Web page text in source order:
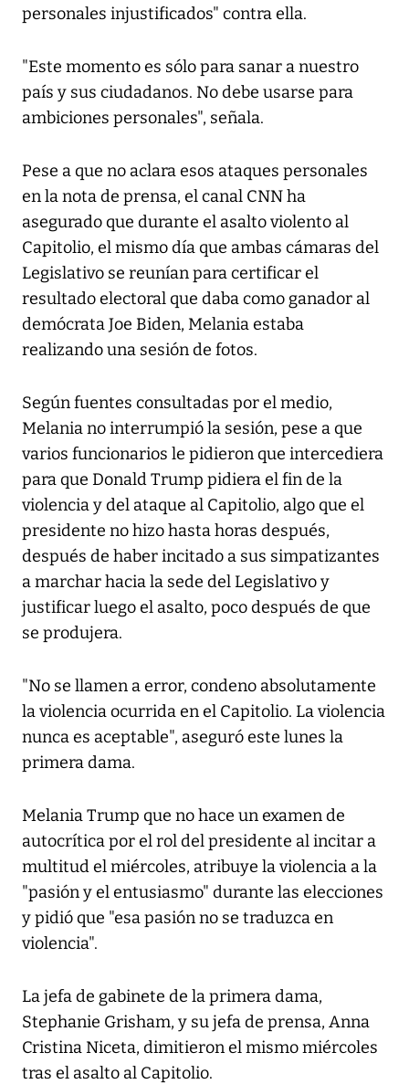
personales injustificados" contra ella.
"Este momento es sólo para sanar a nuestro
país y sus ciudadanos. No debe usarse para
ambiciones personales", señala.
Pese a que no aclara esos ataques personales
en la nota de prensa, el canal CNN ha
asegurado que durante el asalto violento al
Capitolio, el mismo día que ambas cámaras del
Legislativo se reunían para certificar el
resultado electoral que daba como ganador al
demócrata Joe Biden, Melania estaba
realizando una sesión de fotos.
Según fuentes consultadas por el medio,
Melania no interrumpió la sesión, pese a que
varios funcionarios le pidieron que intercediera
para que Donald Trump pidiera el fin de la
violencia y del ataque al Capitolio, algo que el
presidente no hizo hasta horas después,
después de haber incitado a sus simpatizantes
a marchar hacia la sede del Legislativo y
justificar luego el asalto, poco después de que
se produjera.
"No se llamen a error, condeno absolutamente
la violencia ocurrida en el Capitolio. La violencia
nunca es aceptable", aseguró este lunes la
primera dama.
Melania Trump que no hace un examen de
autocrítica por el rol del presidente al incitar a
multitud el miércoles, atribuye la violencia a la
"pasión y el entusiasmo" durante las elecciones
y pidió que "esa pasión no se traduzca en
violencia".
La jefa de gabinete de la primera dama,
Stephanie Grisham, y su jefa de prensa, Anna
Cristina Niceta, dimitieron el mismo miércoles
tras el asalto al Capitolio.